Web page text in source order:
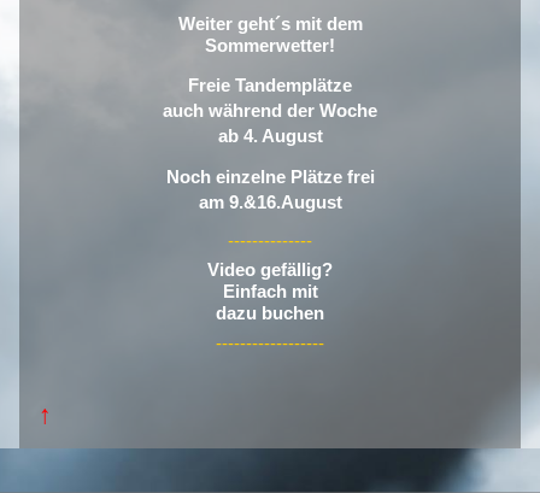
Weiter geht´s mit dem
Sommerwetter!
Freie Tandemplätze
auch während der Woche
ab 4. August
Noch einzelne Plätze frei
am 9.&16.August
--------------
Video gefällig?
Einfach mit
dazu buchen
------------------
↑